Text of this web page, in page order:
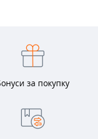
за покупку